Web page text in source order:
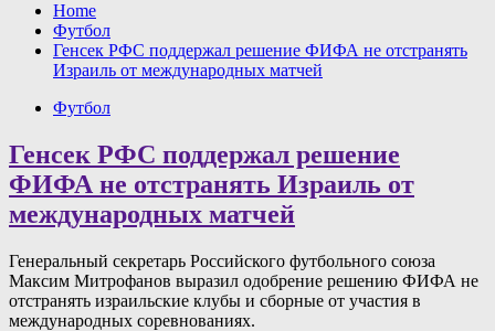
Home
Футбол
Генсек РФС поддержал решение ФИФА не отстранять
Израиль от международных матчей
Футбол
Генсек РФС поддержал решение
ФИФА не отстранять Израиль от
международных матчей
Генеральный секретарь Российского футбольного союза
Максим Митрофанов выразил одобрение решению ФИФА не
отстранять израильские клубы и сборные от участия в
международных соревнованиях.